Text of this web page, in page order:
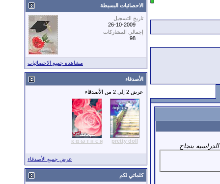
بنجاح
الاحصائيات البسيطة
تاريخ التسجيل
26-10-2009
إجمالي المشاركات
98
مشاهدة جميع الاحصائيات
الأصدقاء
عرض 2 إلى 2 من الأصدقاء
pretty doll
к α ω т н є я
عرض جميع الأصدقاء
كلماتي لكم